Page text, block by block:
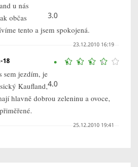
3.0
u nás
občas
tento a jsem spokojená.
23.12.2010 16:19
4.0
18
sem jezdím, je
Kaufland,
hlavně dobrou zeleninu a ovoce,
25.12.2010 19:41